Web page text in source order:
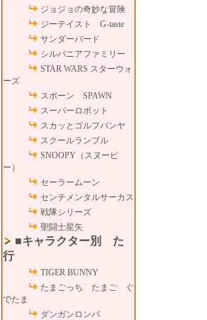
ジョジョの奇妙な冒険
ジーテイスト G-taste
サンダーバード
シルバニアファミリー
STAR WARS スターウォ
ーズ
スポーン SPAWN
スーパーロボット
スカッとゴルフパンヤ
スクールランブル
SNOOPY（スヌーピ
ー）
セーラームーン
センチメンタルサーカス
戦隊シリーズ
聖闘士星矢
■キャラクター別 た
行
TIGER BUNNY
たまごっち たまご ぐ
でたま
ダンガンロンパ